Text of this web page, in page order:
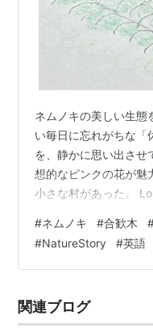
ネムノキの美しい生態
い毎日に忘れがちな「
を、静かに思い出させ
想的なピンクの花が魅
小さな村があった。
かな川沿いに、1本の
clear river that flowed
old tree. 人々はそれ
#ネムノキ #合歓木
#NatureStory #英語
関連ブログ